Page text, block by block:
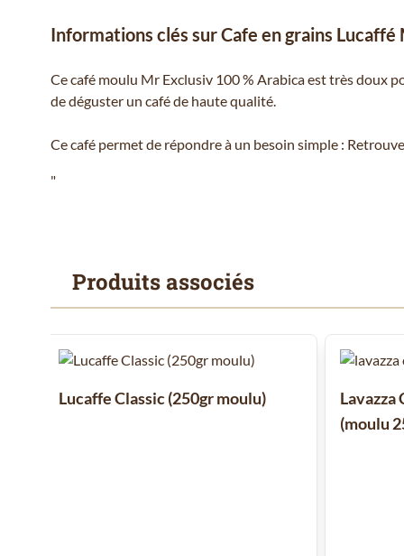
Informations clés sur Cafe en grains
Ce café moulu Mr Exclusiv 100 % Arabica est très doux
de déguster un café de haute qualité.
Ce café permet de répondre à un besoin simple :
"
Produits associés
Il est possible de naviguer entre les éléments du
Cliquer pour passer le carrousel
Lucaffe Classic (250gr moulu)
Lavazza
(moulu